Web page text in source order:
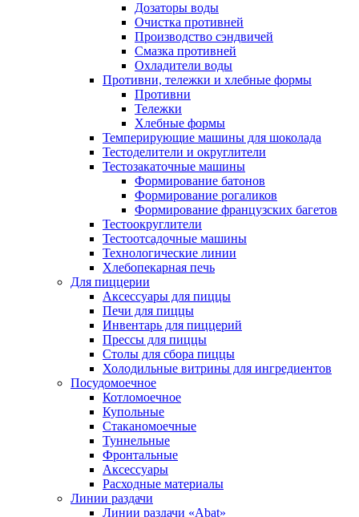
Дозаторы воды
Очистка противней
Производство сэндвичей
Смазка противней
Охладители воды
Противни, тележки и хлебные формы
Противни
Тележки
Хлебные формы
Темперирующие машины для шоколада
Тестоделители и округлители
Тестозакаточные машины
Формирование батонов
Формирование рогаликов
Формирование французских багетов
Тестоокруглители
Тестоотсадочные машины
Технологические линии
Хлебопекарная печь
Для пиццерии
Аксессуары для пиццы
Печи для пиццы
Инвентарь для пиццерий
Прессы для пиццы
Столы для сбора пиццы
Холодильные витрины для ингредиентов
Посудомоечное
Котломоечное
Купольные
Стаканомоечные
Туннельные
Фронтальные
Аксессуары
Расходные материалы
Линии раздачи
Линии раздачи «Abat»